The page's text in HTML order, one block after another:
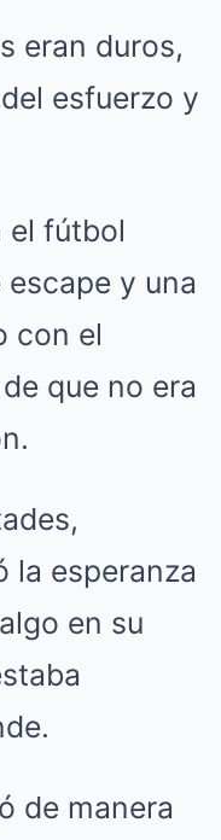
eran duros,
esfuerzo y
el fútbol
y una
con el
que no era
la esperanza
en su
de manera